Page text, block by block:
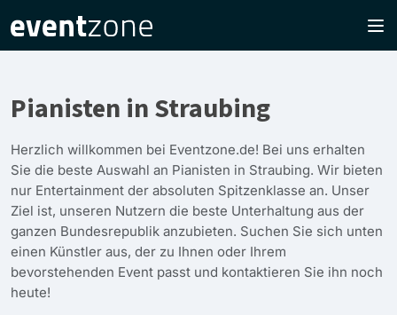
Pianisten in Straubing
Herzlich willkommen bei Eventzone.de! Bei uns erhalten
Sie die beste Auswahl an Pianisten in Straubing. Wir bieten
nur Entertainment der absoluten Spitzenklasse an. Unser
Ziel ist, unseren Nutzern die beste Unterhaltung aus der
ganzen Bundesrepublik anzubieten. Suchen Sie sich unten
einen Künstler aus, der zu Ihnen oder Ihrem
bevorstehenden Event passt und kontaktieren Sie ihn noch
heute!